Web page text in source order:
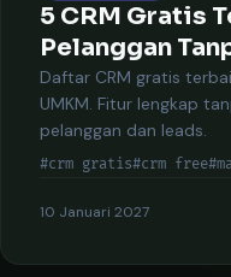
5 CRM Gratis
Pelanggan
Daftar CRM gratis
UMKM. Fitur lengkap
pelanggan dan leads.
#crm gratis#crm free
10 Januari 2027